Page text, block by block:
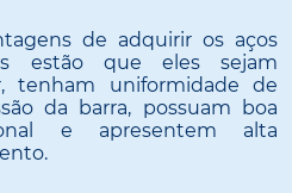
de adquirir os aços
estão que eles sejam
tenham uniformidade de
da barra, possuam boa
e apresentem alta